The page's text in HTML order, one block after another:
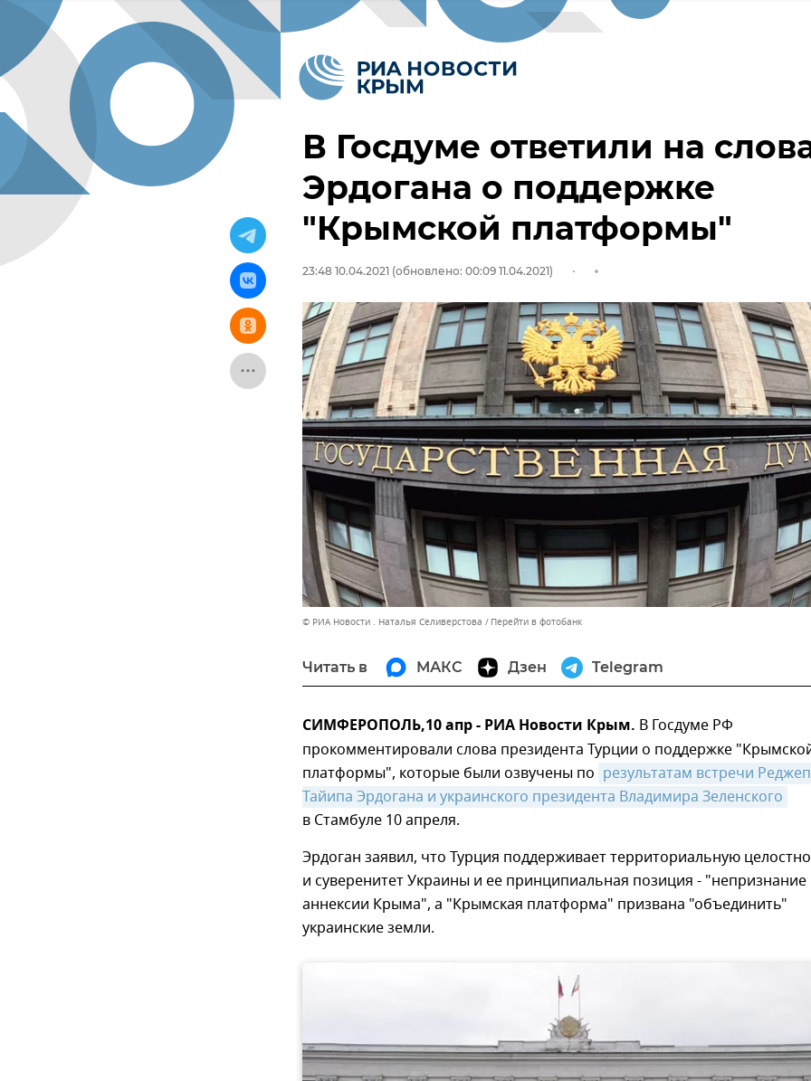
В Госдуме ответили на
Эрдогана о поддержке
"Крымской платформы"
23:48 10.04.2021 (обновлено: 00:09 11.04.2021)
© РИА Новости . Наталья Селиверстова Перейти в фотобанк
Читать в МАКС Дзен Telegram
СИМФЕРОПОЛЬ,10 апр - РИА Новости Крым. В Госдуме РФ
прокомментировали слова президента Турции о поддержке
платформы", которые были озвучены по результатам встречи
Тайипа Эрдогана и украинского президента Владимира Зеленского
в Стамбуле 10 апреля.
Эрдоган заявил, что Турция поддерживает территориальную
и суверенитет Украины и ее принципиальная позиция - "непризнание
аннексии Крыма", а "Крымская платформа" призвана "объединить"
украинские земли.